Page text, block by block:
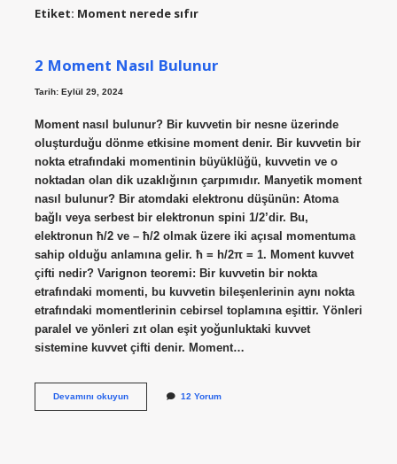
Etiket: Moment nerede sıfır
2 Moment Nasıl Bulunur
Tarih: Eylül 29, 2024
Moment nasıl bulunur? Bir kuvvetin bir nesne üzerinde
oluşturduğu dönme etkisine moment denir. Bir kuvvetin bir
nokta etrafındaki momentinin büyüklüğü, kuvvetin ve o
noktadan olan dik uzaklığının çarpımıdır. Manyetik moment
nasıl bulunur? Bir atomdaki elektronu düşünün: Atoma
bağlı veya serbest bir elektronun spini 1/2’dir. Bu,
elektronun ħ/2 ve – ħ/2 olmak üzere iki açısal momentuma
sahip olduğu anlamına gelir. ħ = h/2π = 1. Moment kuvvet
çifti nedir? Varignon teoremi: Bir kuvvetin bir nokta
etrafındaki momenti, bu kuvvetin bileşenlerinin aynı nokta
etrafındaki momentlerinin cebirsel toplamına eşittir. Yönleri
paralel ve yönleri zıt olan eşit yoğunluktaki kuvvet
sistemine kuvvet çifti denir. Moment…
Devamını okuyun2
12 Yorum